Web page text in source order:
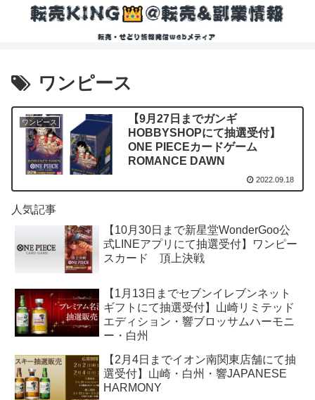
ワンピース
ワンピース
【9月27日までガンギ
HOBBYSHOPにて抽選受付】
ONE PIECEカードゲーム
ROMANCE DAWN
2022.09.18
人気記事
【10月30日まで新星堂WonderGoo公
式LINEアプリにて抽選受付】ワンピー
スカード 頂上決戦
【1月13日までセブンイレブンネット
ギフトにて抽選受付】山崎リミテッド
エディション・響ブロッサムハーモニ
ー・白州
【2月4日までイオン南関東店舗にて抽
選受付】山崎・白州・響JAPANESE
HARMONY